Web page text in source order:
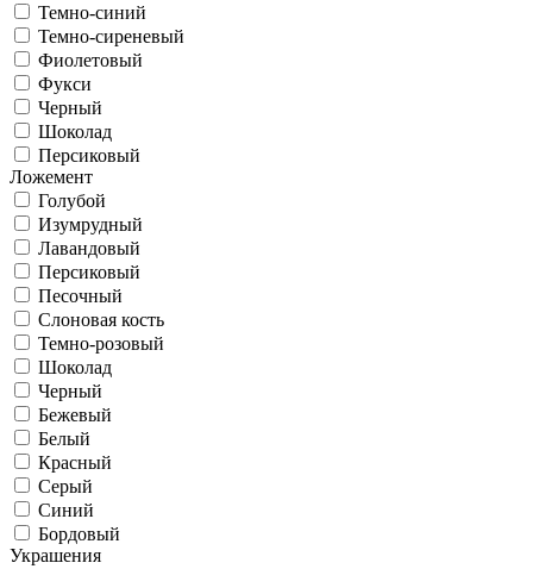
Темно-синий
Темно-сиреневый
Фиолетовый
Фукси
Черный
Шоколад
Персиковый
Ложемент
Голубой
Изумрудный
Лавандовый
Персиковый
Песочный
Слоновая кость
Темно-розовый
Шоколад
Черный
Бежевый
Белый
Красный
Серый
Синий
Бордовый
Украшения